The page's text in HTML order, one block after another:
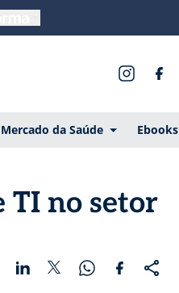
Mercado da Saúde Ebooks
TI no setor